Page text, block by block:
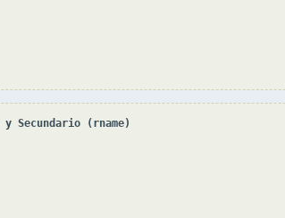
Secundario (rname)